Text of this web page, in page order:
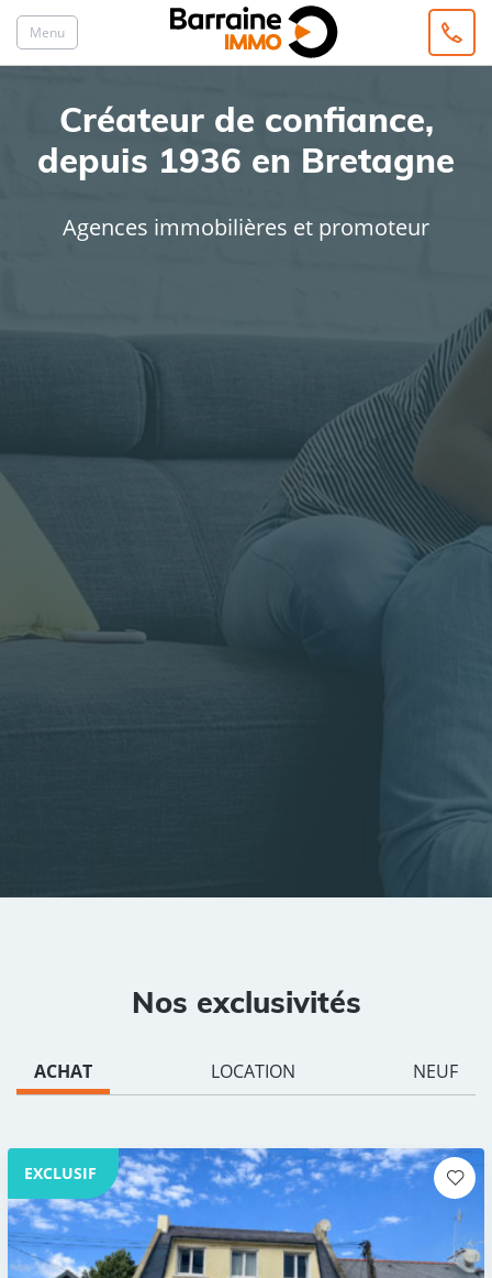
Menu
Créateur de confiance,
depuis 1936 en Bretagne
Agences immobilières et promoteur
Rayon
Nos exclusivités
ACHAT LOCATION NEUF
EXCLUSIF